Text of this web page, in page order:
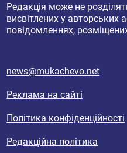
Редакція може не
висвітлених у авторських
повідомленнях,
news@mukachevo.net
Реклама на сайті
Політика конфіденційності
Редакційна політика